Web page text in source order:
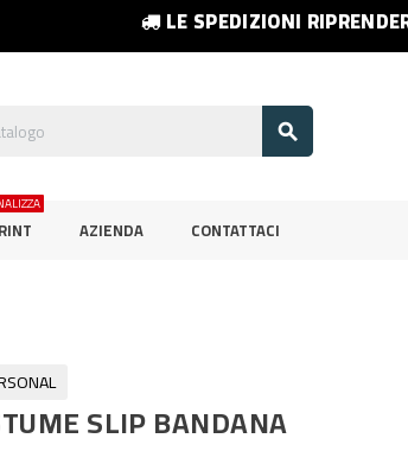
LE SPEDIZIONI

AZIENDA CONTATTACI
SLIP BANDANA